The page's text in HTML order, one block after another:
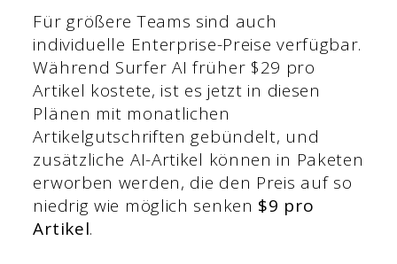
Für größere Teams sind auch
individuelle Enterprise-Preise verfügbar.
Während Surfer AI früher $29 pro
Artikel kostete, ist es jetzt in diesen
Plänen mit monatlichen
Artikelgutschriften gebündelt, und
zusätzliche AI-Artikel können in Paketen
erworben werden, die den Preis auf so
niedrig wie möglich senken $9 pro
Artikel.